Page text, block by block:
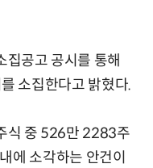
집공고 공시를 통해
소집한다고 밝혔다.
식 중 526만 2283주
에 소각하는 안건이